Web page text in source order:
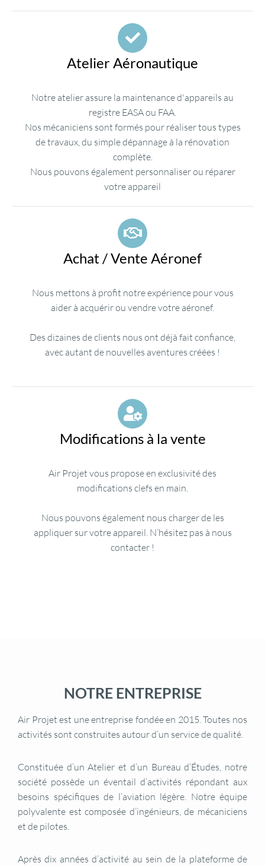
Atelier Aéronautique
Notre atelier assure la maintenance d'appareils au
registre EASA ou FAA.
Nos mécaniciens sont formés pour réaliser tous types
de travaux, du simple dépannage à la rénovation
complète.
Nous pouvons également personnaliser ou réparer
votre appareil
Achat / Vente Aéronef
Nous mettons à profit notre expérience pour vous
aider à acquérir ou vendre votre aéronef.
Des dizaines de clients nous ont déjà fait confiance,
avec autant de nouvelles aventures créées !
Modifications à la vente
Air Projet vous propose en exclusivité des
modifications clefs en main.
Nous pouvons également nous charger de les
appliquer sur votre appareil. N’hésitez pas à nous
contacter !
NOTRE ENTREPRISE
Air Projet est une entreprise fondée en 2015. Toutes nos
activités sont construites autour d’un service de qualité.
Constituée d’un Atelieret d’un Bureau d’Études, notre
société possède un éventail d’activités répondant aux
besoins spécifiques de l’aviation légère. Notre équipe
polyvalente est composée d’ingénieurs, de mécaniciens
et de pilotes.
Après dix années d’activité au sein de la plateforme de